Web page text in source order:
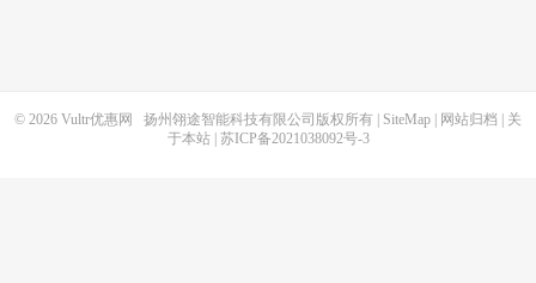
© 2026 Vultr优惠网 扬州翎途智能科技有限公司版权所有 | SiteMap 网站归档
关
于本站| 苏ICP备2021038092号-3